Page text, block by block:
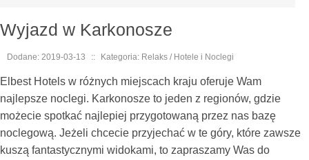
Wyjazd w Karkonosze
Dodane: 2019-03-13 :: Kategoria: Relaks / Hotele i Noclegi
Elbest Hotels w różnych miejscach kraju oferuje Wam
najlepsze noclegi. Karkonosze to jeden z regionów, gdzie
możecie spotkać najlepiej przygotowaną przez nas bazę
noclegową. Jeżeli chcecie przyjechać w te góry, które zawsze
kuszą fantastycznymi widokami, to zapraszamy Was do